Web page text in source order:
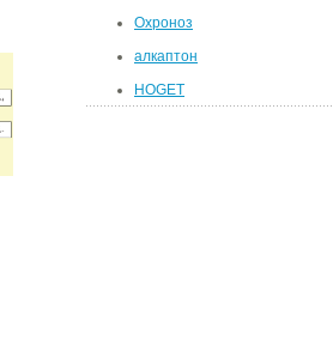
Охроноз
алкаптон
HOGET